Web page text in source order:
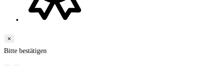
×
Bitte bestätigen